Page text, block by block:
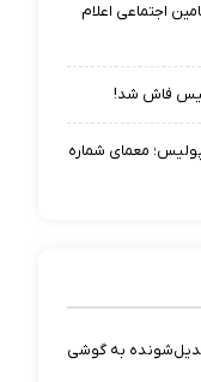
اجتماعی اعلام
فاش شد!
معمای شماره
به گوشی